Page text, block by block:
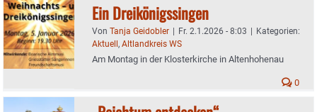
Ein Dreikönigssingen
Von Tanja Geidobler | Fr. 2.1.2026 - 8:03 | Kategorien:
Aktuell, Altlandkreis WS
Am Montag in der Klosterkirche in Altenhohenau
0